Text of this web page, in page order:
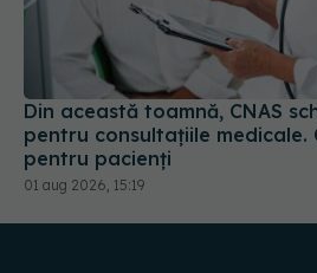
Din această toamnă, CNAS
pentru consultațiile medicale.
pentru pacienți
01 aug 2026, 15:19